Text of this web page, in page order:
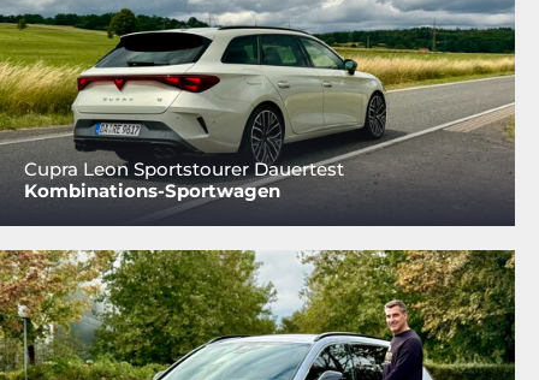
Cupra Leon Sportstourer Dauertest
Kombinations-Sportwagen